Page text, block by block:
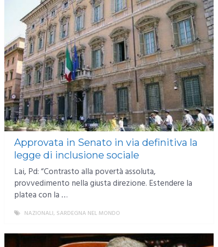
Approvata in Senato in via definitiva la
legge di inclusione sociale
Lai, Pd: “Contrasto alla povertà assoluta,
provvedimento nella giusta direzione. Estendere la
platea con la …
NAZIONALI, SARDEGNA NEL MONDO